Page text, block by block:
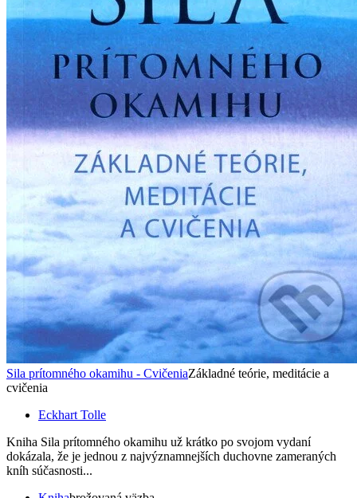
Sila prítomného okamihu - CvičeniaZákladné teórie, meditácie a
cvičenia
Eckhart Tolle
Kniha Sila prítomného okamihu už krátko po svojom vydaní
dokázala, že je jednou z najvýznamnejších duchovne zameraných
kníh súčasnosti...